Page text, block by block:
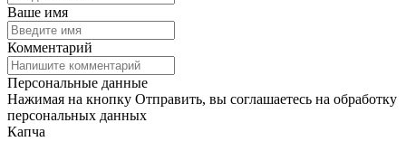
Ваше имя
Комментарий
Персональные данные
Нажимая на кнопку Отправить, вы соглашаетесь на обработку
персональных данных
Капча